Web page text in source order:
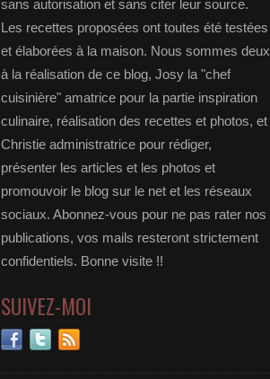
sans autorisation et sans citer leur source.
Les recettes proposées ont toutes été testées
et élaborées à la maison. Nous sommes deux
à la réalisation de ce blog, Josy la "chef
cuisinière" amatrice pour la partie inspiration
culinaire, réalisation des recettes et photos, et
Christie administratrice pour rédiger,
présenter les articles et les photos et
promouvoir le blog sur le net et les réseaux
sociaux. Abonnez-vous pour ne pas rater nos
publications, vos mails resteront strictement
confidentiels. Bonne visite !!
SUIVEZ-MOI